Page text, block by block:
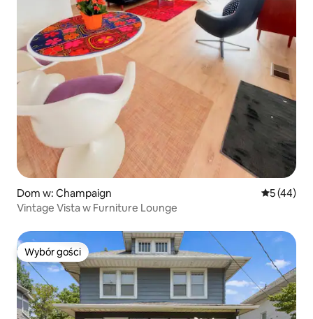
Dom w: Champaign Średnia
5 (44)
Vintage Vista w Furniture Lounge
Wybór gości
Wybór gości